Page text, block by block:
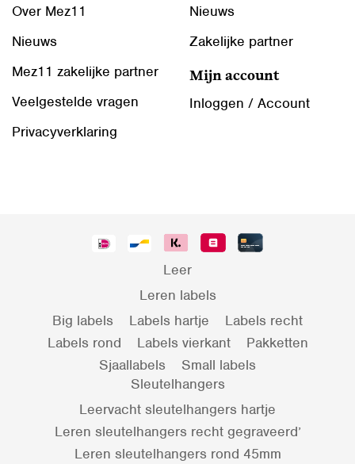
Over Mez11
Nieuws
Mez11 zakelijke partner
Veelgestelde vragen
Privacyverklaring
Nieuws
Zakelijke partner
Mijn account
Inloggen / Account
Leer
Leren labels
Big labels
Labels hartje
Labels recht
Labels rond
Labels vierkant
Pakketten
Sjaallabels
Small labels
Sleutelhangers
Leervacht sleutelhangers hartje
Leren sleutelhangers recht gegraveerd’
Leren sleutelhangers rond 45mm